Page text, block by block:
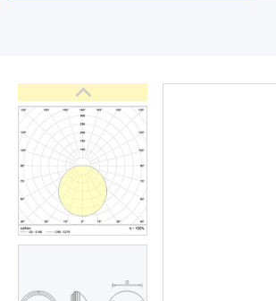
ФАРЛАЙТ
АСТЗ
NLCO
INNOLUX
О нас
Отзывы